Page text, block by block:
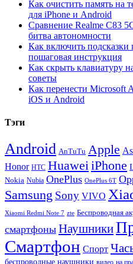
Как очистить память на
для iPhone и Android
Сравнение Realme C83
битва автономности
Как включить подсказки
пошаговая инструкция
Как скрыть клавиатуру
советы
Как перенести Microsoft
iOS и Android
Тэги
Android AnTuTu Apple
Honor HTC HuaweiiPhone
Nokia Nubia OnePlus OnePlus 6T
Samsung Sony VIVO
Xiaomi Redmi Note 7 zte Беспроводная
смартфоны Наушники
Смартфон Спорт
беспроводные наушники видео на